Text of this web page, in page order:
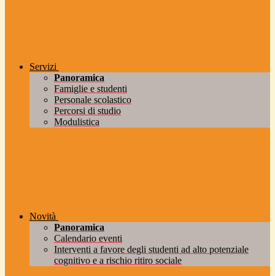
Servizi
Panoramica
Famiglie e studenti
Personale scolastico
Percorsi di studio
Modulistica
Novità
Panoramica
Calendario eventi
Interventi a favore degli studenti ad alto potenziale
cognitivo e a rischio ritiro sociale